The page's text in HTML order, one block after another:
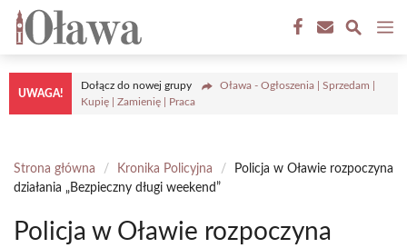
Przejdź
treści
UWAGA!
Dołącz do nowej grupy
Oława - Ogłoszenia | Sprzedam |
Kupię | Zamienię | Praca
Strona główna / Kronika Policyjna /
Policja w Oławie rozpoczyna
działania „Bezpieczny długi weekend”
Policja w Oławie rozpoczyna